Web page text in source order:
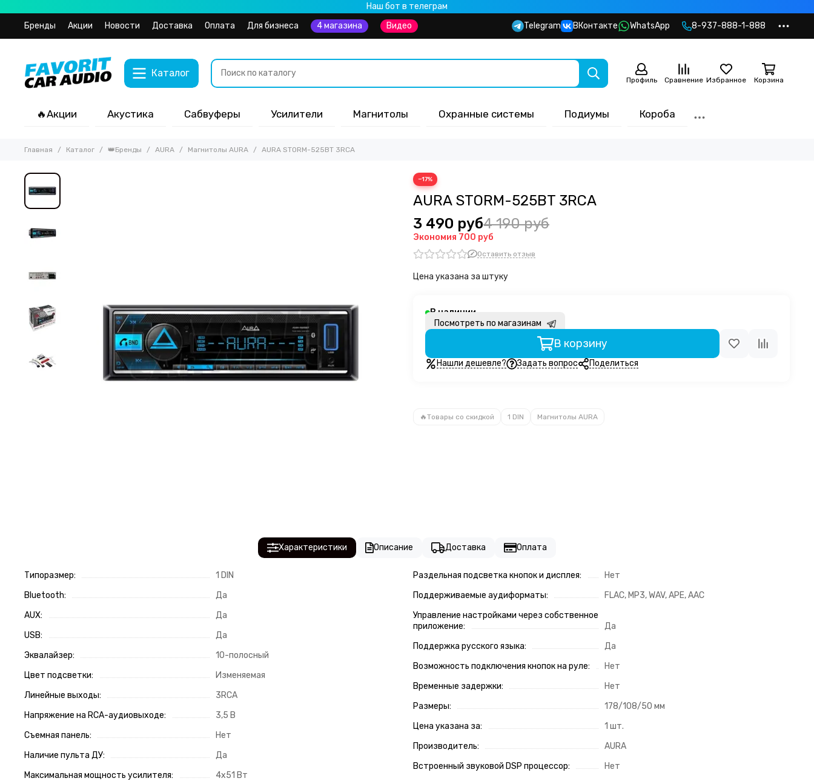
Наш бот в телеграм
Бренды
Акции Новости Доставка Оплата Для бизнеса 4 магазина Видео Telegram ВКонтакте WhatsApp 8-937-888-1-888
Каталог
Профиль Сравнение Избранное Корзина
🔥Акции Акустика Сабвуферы Усилители Магнитолы Охранные системы Подиумы Короба
Главная Каталог 👑Бренды AURA Магнитолы AURA AURA STORM-525BT 3RCA
−17%
AURA STORM-525BT 3RCA
3 490 руб4 190 руб
Экономия 700 руб
Оставить отзыв
Цена указана за штуку
В наличии
Посмотреть по магазинам
В корзину
Нашли дешевле? Задать вопрос Поделиться
🔥Товары со скидкой 1 DIN Магнитолы AURA
Характеристики Описание Доставка Оплата
Типоразмер:
1 DIN
Bluetooth:
Да
AUX:
Да
USB:
Да
Эквалайзер:
10-полосный
Цвет подсветки:
Изменяемая
Линейные выходы:
3RCA
Напряжение на RCA-аудиовыходе:
3,5 В
Съемная панель:
Нет
Наличие пульта ДУ:
Да
Максимальная мощность усилителя:
4х51 Вт
Раздельная подсветка кнопок и дисплея:
Нет
Поддерживаемые аудиформаты:
FLAC, MP3, WAV, APE, AAC
Управление настройками через собственное
приложение:
Да
Поддержка русского языка:
Да
Возможность подключения кнопок на руле:
Нет
Временные задержки:
Нет
Размеры:
178/108/50 мм
Цена указана за:
1 шт.
Производитель:
AURA
Встроенный звуковой DSP процессор:
Нет